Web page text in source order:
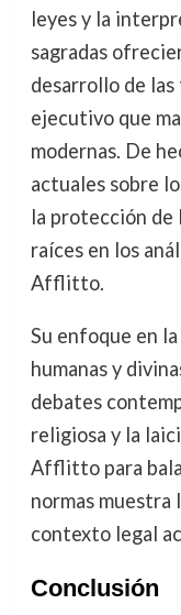
leyes y la
sagradas
desarrollo de
ejecutivo que
modernas. De
actuales sobre
la protección de
raíces en los
Afflitto.
Su enfoque en
humanas y
debates
religiosa y la
Afflitto para
normas muestra
contexto legal
Conclusión